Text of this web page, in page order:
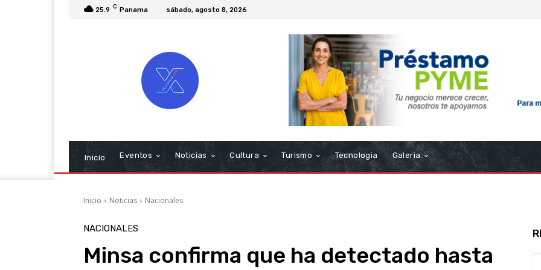
25.9 C Panama sábado, agosto 8, 2026
Inicio Eventos Noticias Cultura Turismo Tecnologia Galeria
Inicio Noticias Nacionales
NACIONALES
Minsa confirma que ha detectado hasta